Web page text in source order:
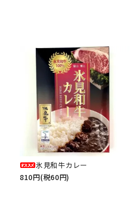
氷見和牛カレー
810円(税60円)